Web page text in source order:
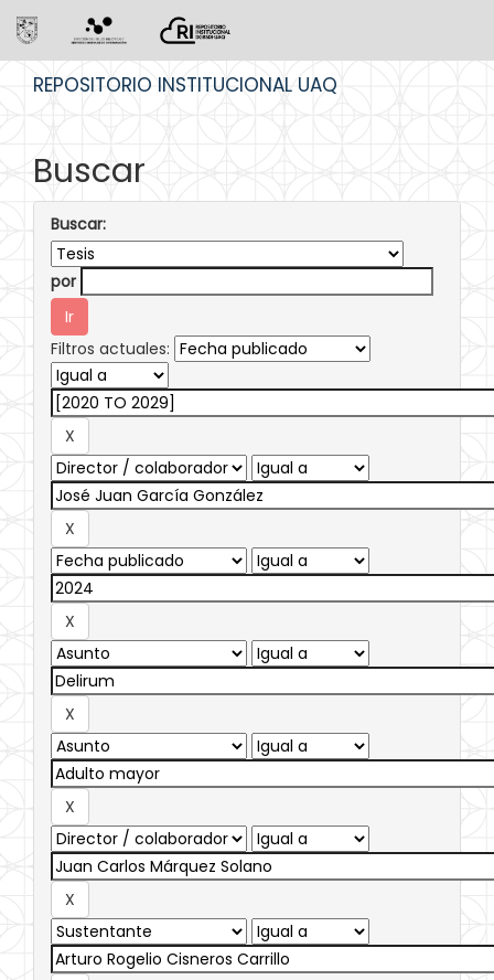
REPOSITORIO INSTITUCIONAL UAQ
Buscar
Buscar:
por
Filtros actuales: